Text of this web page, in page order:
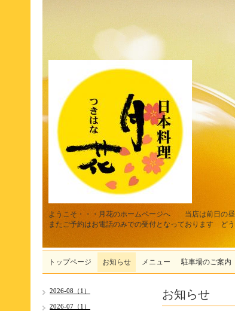
ようこそ・・・月花のホームページへ 当店は前日の昼
またご予約はお電話のみでの受付となっております ど
トップページ お知らせ メニュー 駐車場のご案内
お知らせ
2026-08（1）
2026-07（1）